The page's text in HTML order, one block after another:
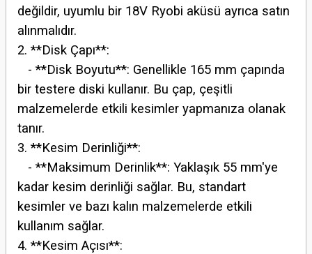
değildir, uyumlu bir 18V Ryobi aküsü ayrıca satın
alınmalıdır.
2. **Disk Çapı**:
- **Disk Boyutu**: Genellikle 165 mm çapında
bir testere diski kullanır. Bu çap, çeşitli
malzemelerde etkili kesimler yapmanıza olanak
tanır.
3. **Kesim Derinliği**:
- **Maksimum Derinlik**: Yaklaşık 55 mm'ye
kadar kesim derinliği sağlar. Bu, standart
kesimler ve bazı kalın malzemelerde etkili
kullanım sağlar.
4. **Kesim Açısı**: